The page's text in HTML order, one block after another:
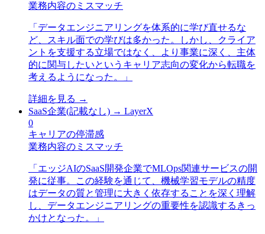
業務内容のミスマッチ
「 データエンジニアリングを体系的に学び直せるな
ど、スキル面での学びは多かった。しかし、クライア
ントを支援する立場ではなく、より事業に深く、主体
的に関与したいというキャリア志向の変化から転職を
考えるようになった。
」
詳細を見る →
SaaS企業(記載なし) → LayerX
0
キャリアの停滞感
業務内容のミスマッチ
「 エッジAIのSaaS開発企業でMLOps関連サービスの開
発に従事。この経験を通じて、機械学習モデルの精度
はデータの質と管理に大きく依存することを深く理解
し、データエンジニアリングの重要性を認識するきっ
かけとなった。
」